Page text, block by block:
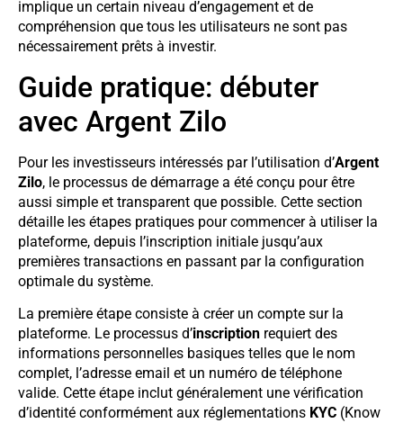
implique un certain niveau d’engagement et de
compréhension que tous les utilisateurs ne sont pas
nécessairement prêts à investir.
Guide pratique: débuter
avec Argent Zilo
Pour les investisseurs intéressés par l’utilisation d’Argent
Zilo, le processus de démarrage a été conçu pour être
aussi simple et transparent que possible. Cette section
détaille les étapes pratiques pour commencer à utiliser la
plateforme, depuis l’inscription initiale jusqu’aux
premières transactions en passant par la configuration
optimale du système.
La première étape consiste à créer un compte sur la
plateforme. Le processus d’inscription requiert des
informations personnelles basiques telles que le nom
complet, l’adresse email et un numéro de téléphone
valide. Cette étape inclut généralement une vérification
d’identité conformément aux réglementations KYC (Know